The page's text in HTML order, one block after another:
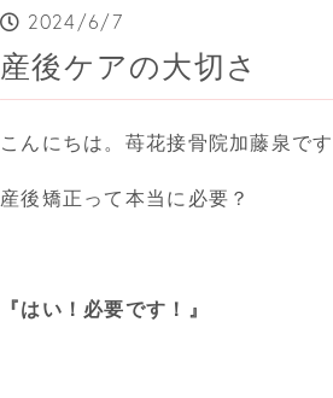
2024/6/7
産後ケアの大切さ
こんにちは。苺花接骨院加藤泉です
産後矯正って本当に必要？
『はい！必要です！』